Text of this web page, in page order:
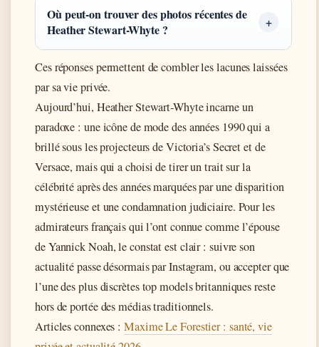
Où peut-on trouver des photos récentes de
Heather Stewart-Whyte ?
Ces réponses permettent de combler les lacunes laissées
par sa vie privée.
Aujourd’hui, Heather Stewart-Whyte incarne un
paradoxe : une icône de mode des années 1990 qui a
brillé sous les projecteurs de Victoria’s Secret et de
Versace, mais qui a choisi de tirer un trait sur la
célébrité après des années marquées par une disparition
mystérieuse et une condamnation judiciaire. Pour les
admirateurs français qui l’ont connue comme l’épouse
de Yannick Noah, le constat est clair : suivre son
actualité passe désormais par Instagram, ou accepter que
l’une des plus discrètes top models britanniques reste
hors de portée des médias traditionnels.
Articles connexes :Maxime Le Forestier : santé, vie